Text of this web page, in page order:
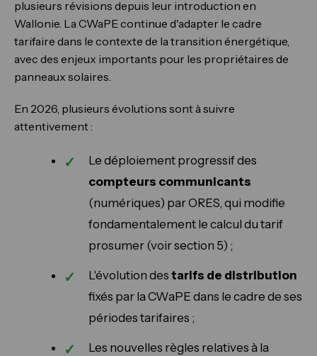
plusieurs révisions depuis leur introduction en
Wallonie. La CWaPE continue d'adapter le cadre
tarifaire dans le contexte de la transition énergétique,
avec des enjeux importants pour les propriétaires de
panneaux solaires.
En 2026, plusieurs évolutions sont à suivre
attentivement :
Le déploiement progressif des
compteurs communicants
(numériques) par ORES, qui modifie
fondamentalement le calcul du tarif
prosumer (voir section 5) ;
L'évolution des tarifs de distribution
fixés par la CWaPE dans le cadre de ses
périodes tarifaires ;
Les nouvelles règles relatives à la